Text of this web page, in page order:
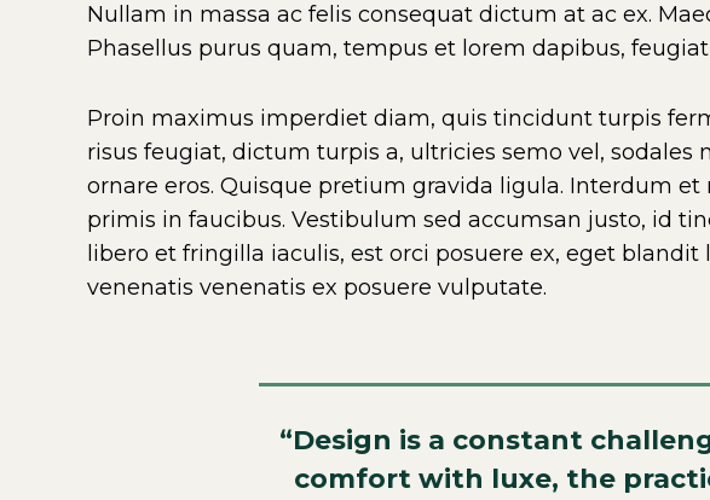
Nullam in massa ac felis consequat dictum at ac ex.
Phasellus purus quam, tempus et lorem dapibus,
Proin maximus imperdiet diam, quis tincidunt turpis
risus feugiat, dictum turpis a, ultricies semo vel, sodales
ornare eros. Quisque pretium gravida ligula. Interdum
primis in faucibus. Vestibulum sed accumsan justo, id
libero et fringilla iaculis, est orci posuere ex, eget blandit
venenatis venenatis ex posuere vulputate.
“Design is a constant
comfort with luxe, the